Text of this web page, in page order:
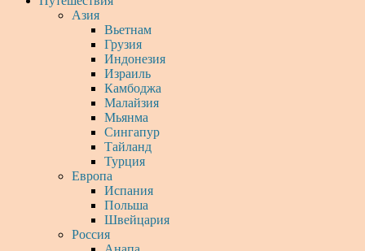
Азия
Вьетнам
Грузия
Индонезия
Израиль
Камбоджа
Малайзия
Мьянма
Сингапур
Тайланд
Турция
Европа
Испания
Польша
Швейцария
Россия